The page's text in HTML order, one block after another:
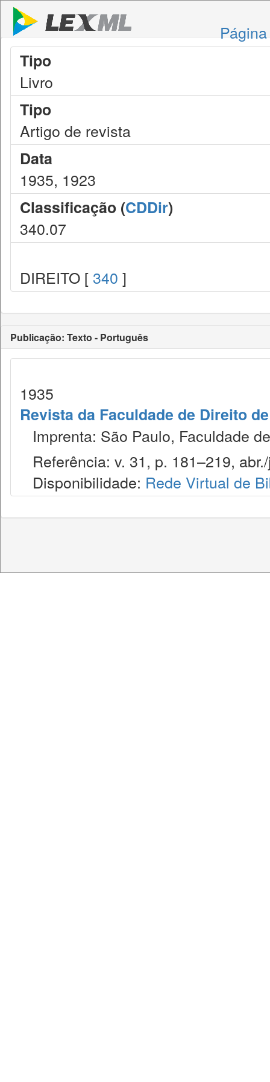
Tipo
Livro
Tipo
Artigo de revista
Data
1935, 1923
Classificação (CDDir)
340.07
DIREITO [ 340 ]
Publicação: Texto - Português
1935
Revista da Faculdade de Direito
Imprenta: São Paulo, Faculdade
Referência: v. 31, p. 181–219,
Disponibilidade: Rede Virtual de